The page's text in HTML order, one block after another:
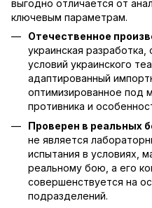
выгодно отличается от
ключевым параметрам.
Отечественное
украинская
условий украинского
адаптированный
оптимизированное под
противника и
Проверен в реальных
не является
испытания в условиях,
реальному бою, а его
совершенствуется на
подразделений.